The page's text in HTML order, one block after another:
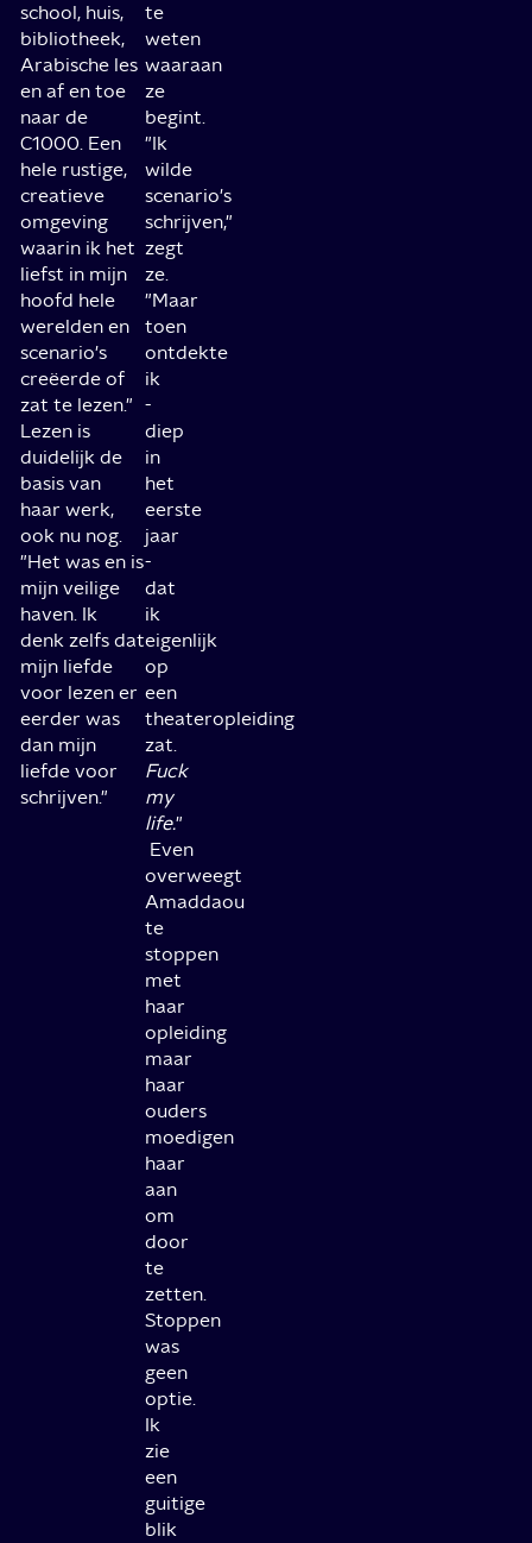
school, huis,
bibliotheek,
Arabische les
en af en toe
naar de
C1000. Een
hele rustige,
creatieve
omgeving
waarin ik het
liefst in mijn
hoofd hele
werelden en
scenario's
creëerde of
zat te lezen."
Lezen is
duidelijk de
basis van
haar werk,
ook nu nog.
"Het was en is
mijn veilige
haven. Ik
denk zelfs dat
mijn liefde
voor lezen er
eerder was
dan mijn
liefde voor
schrijven."
te
weten
waaraan
ze
begint.
"Ik
wilde
scenario's
schrijven,"
zegt
ze.
"Maar
toen
ontdekte
ik
-
diep
in
het
eerste
jaar
-
dat
ik
eigenlijk
op
een
theateropleiding
zat.
Fuck
my
life."
Even
overweegt
Amaddaou
te
stoppen
met
haar
opleiding
maar
haar
ouders
moedigen
haar
aan
om
door
te
zetten.
Stoppen
was
geen
optie.
Ik
zie
een
guitige
blik